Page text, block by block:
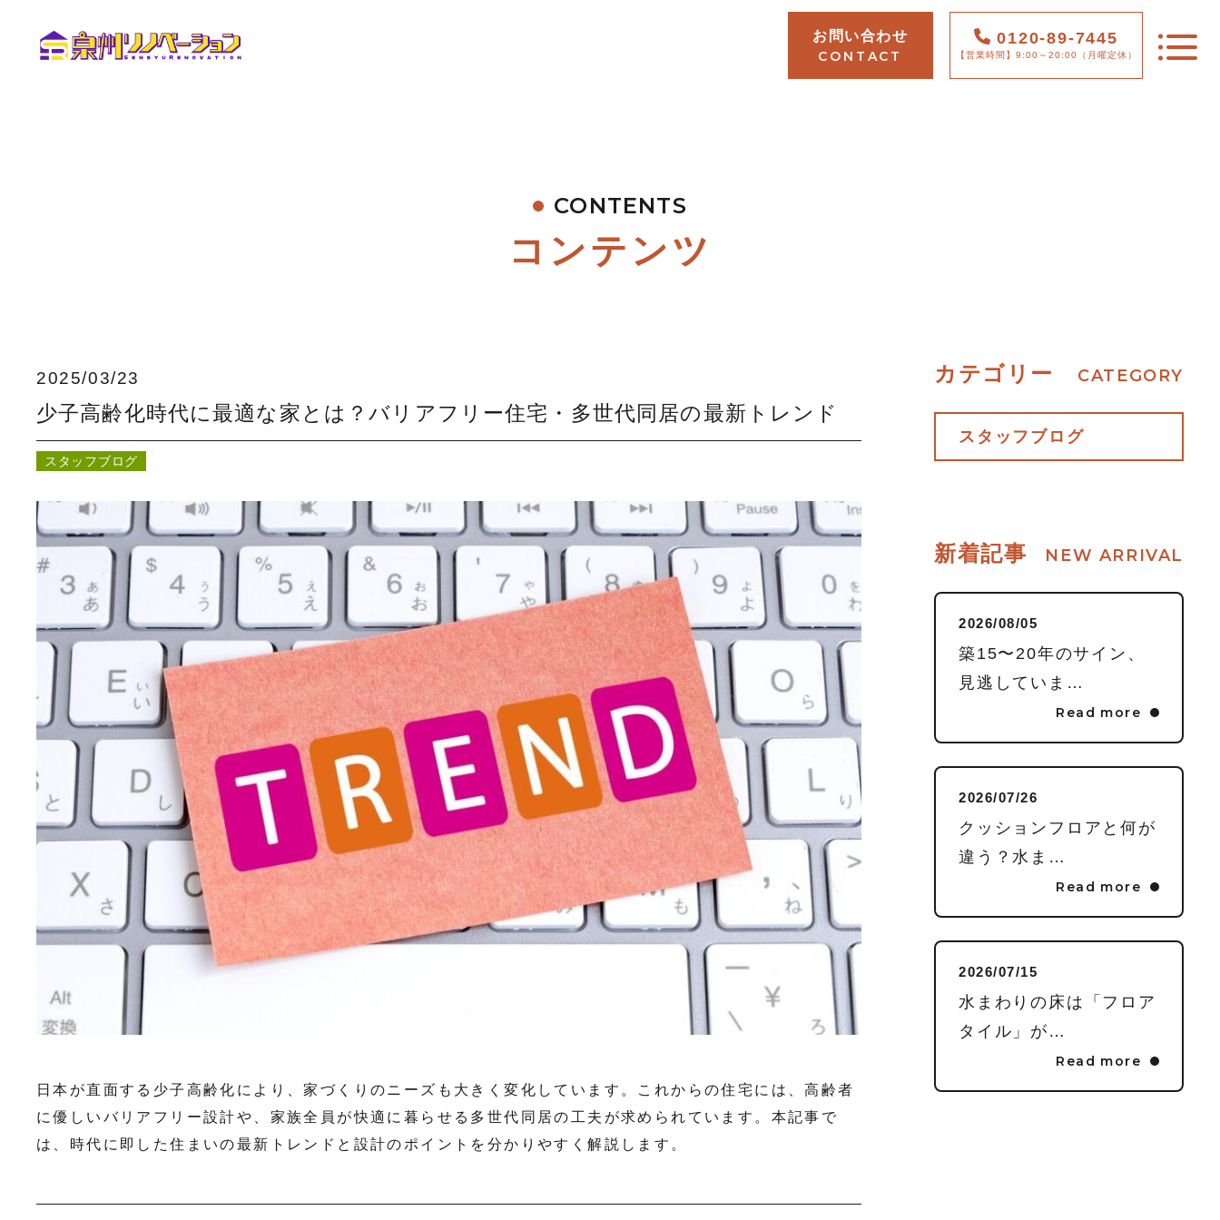
お問い合わせ
CONTACT
0120-89-7445
【営業時間】9:00～20:00（月曜定休）
CONTENTS
お問い合わせ
CONTENTS
コンテンツ
2025/03/23
少子高齢化時代に最適な家とは？バリアフリー住宅・多世代同居の最新トレンド
スタッフブログ
日本が直面する少子高齢化により、家づくりのニーズも大きく変化しています。これからの住宅には、高齢者
に優しいバリアフリー設計や、家族全員が快適に暮らせる多世代同居の工夫が求められています。本記事で
は、時代に即した住まいの最新トレンドと設計のポイントを分かりやすく解説します。
CATEGORY
カテゴリー
スタッフブログ
NEW ARRIVAL
新着記事
2026/08/05
築15〜20年のサイン、
見逃していま…
Read more
2026/07/26
クッションフロアと何が
違う？水ま…
Read more
2026/07/15
水まわりの床は「フロア
タイル」が…
Read more